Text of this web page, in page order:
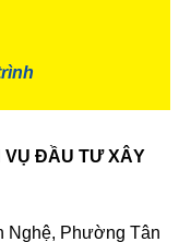
VỤ ĐẦU TƯ XÂY
Nghệ, Phường Tân